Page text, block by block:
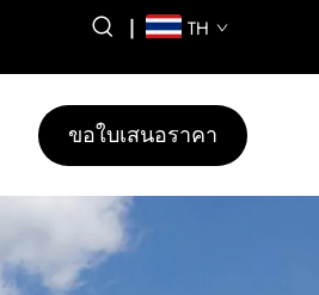
| TH
ขอใบเสนอราคา